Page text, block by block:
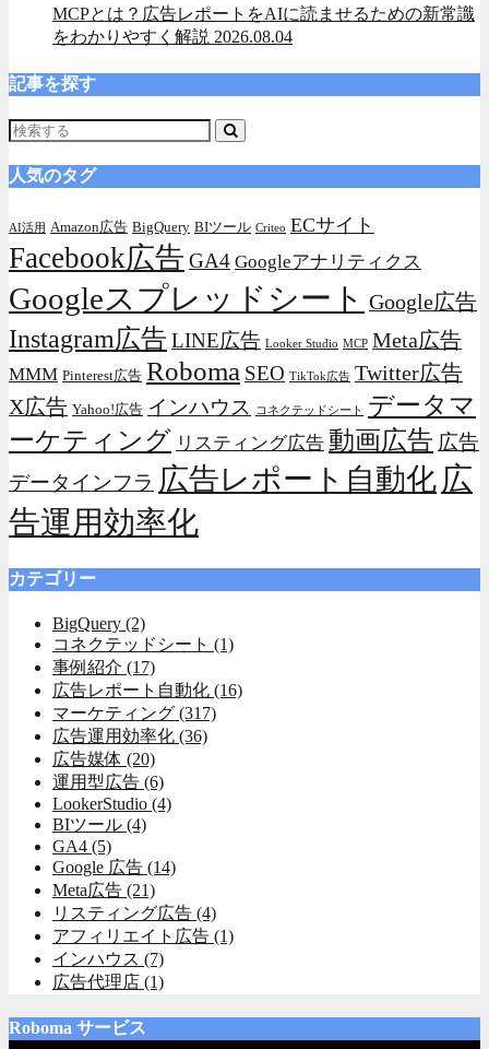
MCPとは？広告レポートをAIに読ませるための新常識
をわかりやすく解説 2026.08.04
記事を探す
人気のタグ
AI活用 Amazon広告 BigQuery BIツール Criteo ECサイト
Facebook広告 GA4 Googleアナリティクス
Googleスプレッドシート Google広告
Instagram広告 LINE広告 Looker Studio MCP Meta広告
MMM Pinterest広告 Roboma SEO TikTok広告 Twitter広告
X広告 Yahoo!広告 インハウス コネクテッドシート
データマ
ーケティング リスティング広告 動画広告 広告
データインフラ 広告レポート自動化 広
告運用効率化
カテゴリー
BigQuery (2)
コネクテッドシート (1)
事例紹介 (17)
広告レポート自動化 (16)
マーケティング (317)
広告運用効率化 (36)
広告媒体 (20)
運用型広告 (6)
LookerStudio (4)
BIツール (4)
GA4 (5)
Google 広告 (14)
Meta広告 (21)
リスティング広告 (4)
アフィリエイト広告 (1)
インハウス (7)
広告代理店 (1)
Roboma サービス